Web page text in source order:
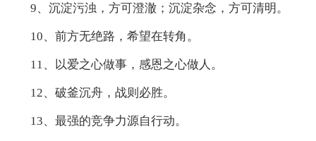
9、沉淀污浊，方可澄澈；沉淀杂念，方可清明。
10、前方无绝路，希望在转角。
11、以爱之心做事，感恩之心做人。
12、破釜沉舟，战则必胜。
13、最强的竞争力源自行动。